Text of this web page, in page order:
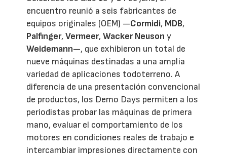
encuentro reunió a seis fabricantes de
equipos originales (OEM) —Cormidi, MDB,
Palfinger,Vermeer,Wacker Neuson y
Weidemann—, que exhibieron un total de
nueve máquinas destinadas a una amplia
variedad de aplicaciones todoterreno. A
diferencia de una presentación convencional
de productos, los Demo Days permiten a los
periodistas probar las máquinas de primera
mano, evaluar el comportamiento de los
motores en condiciones reales de trabajo e
intercambiar impresiones directamente con